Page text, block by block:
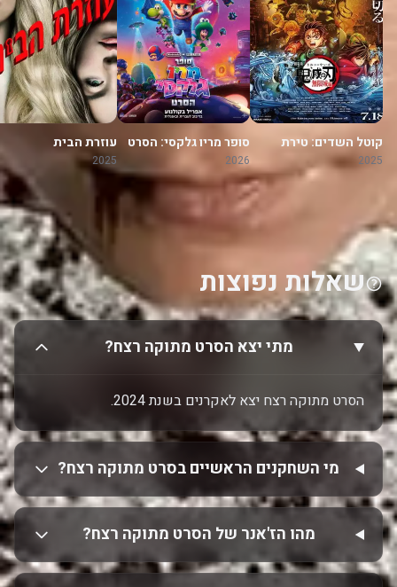
קוטל השדים: טירת
האינסוף
2025
סופר מריו גלקסי: הסרט
2026
עוזרת הבית
2025
שאלות נפוצות
מתי יצא הסרט מתוקה רצח?
הסרט מתוקה רצח יצא לאקרנים בשנת 2024.
מי השחקנים הראשיים בסרט מתוקה רצח?
מהו הז'אנר של הסרט מתוקה רצח?